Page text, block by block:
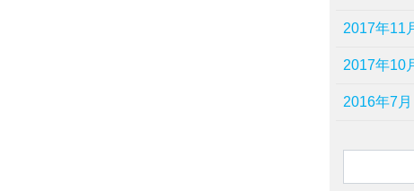
2017年11
2017年10
2016年7月